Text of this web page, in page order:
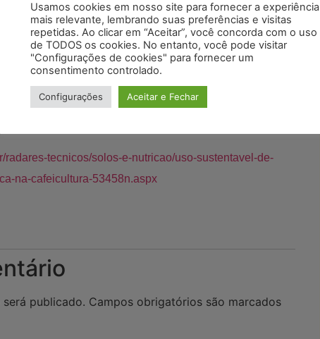
cafeeira do interesse do produtor rural fique por
e melhore os resultados da sua lavoura!
index.php?tipo=ler&mat=3627
radares-tecnicos/solos-e-nutricao/uso-sustentavel-de-
na-cafeicultura-53458n.aspx
publicado. Campos obrigatórios são marcados
Usamos cookies em nosso site para fornecer a experiência
mais relevante, lembrando suas preferências e visitas
repetidas. Ao clicar em “Aceitar”, você concorda com o uso
de TODOS os cookies. No entanto, você pode visitar
"Configurações de cookies" para fornecer um
consentimento controlado.
Configurações Aceitar e Fechar